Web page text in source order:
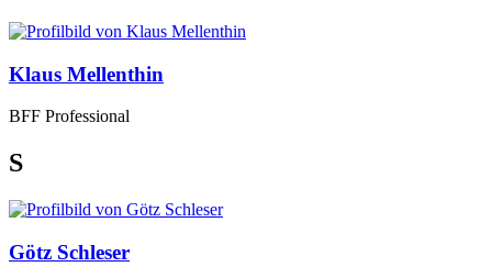
Klaus Mellenthin
BFF Professional
S
Götz Schleser